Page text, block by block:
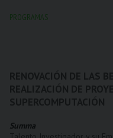
PROGRAMAS
Summa